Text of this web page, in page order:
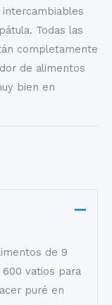
Todas las
completamente
de alimentos
bien en
de 9
vatios para
puré en